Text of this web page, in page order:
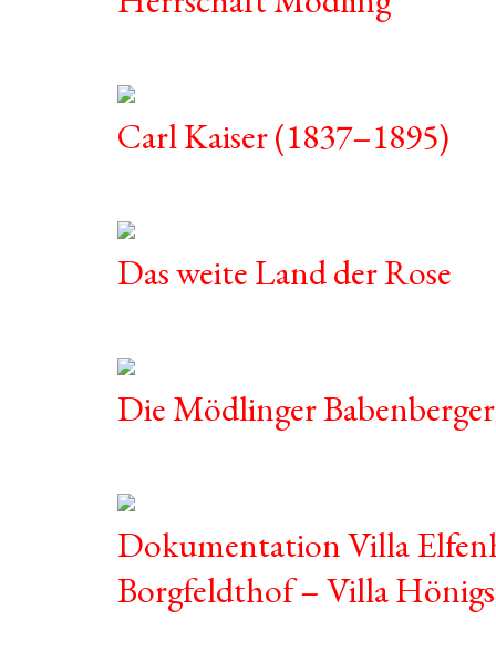
Carl Kaiser (1837–1895)
Das weite Land der Rose
Die Mödlinger Babenberger
Dokumentation Villa
Borgfeldthof – Villa